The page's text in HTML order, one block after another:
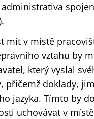
mít v místě
vztahu by
který vyslal
přičemž doklady,
jazyka. Tímto by
uchovávat v